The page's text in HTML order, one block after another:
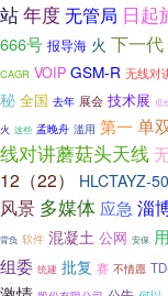
站年度无管局 日起
666号 报导海 火 下一代
CAGR VOIP GSM-R 无线对
秘 全国 去年 展会 技术展 低
火 这些 孟晚舟 滥用 第一 单
线对讲蘑菇头天线
12（22）
HLCTAYZ-
风景 多媒体 应急 淄
背负 软件 混凝土 公网 安保
组委 统建 批复 赛 不情愿